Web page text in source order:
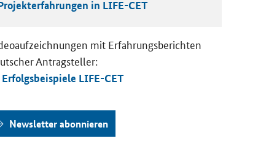
in LIFE-​CET
mit Er­fah­rungs­be­rich­ten
An­trag­stel­ler:
Er­folgs­bei­spie­le LIFE-​CET
News­let­ter abon­nie­ren